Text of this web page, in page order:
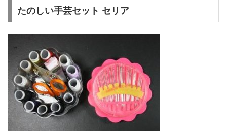
たのしい手芸セット セリア